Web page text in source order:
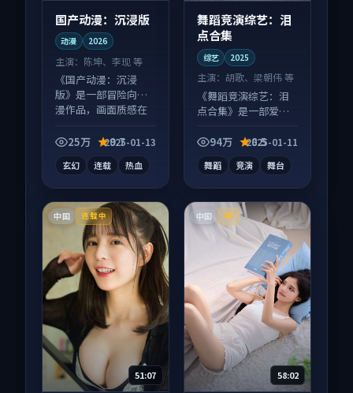
国产动漫：沉浸版
动漫 2026
主演： 陈坤、李现 等
《国产动漫：沉浸
版》是一部冒险向动
漫作品，画面质感在
度高。
25万 9.7
2025-01-13
玄幻 连载 热血
舞蹈竞演综艺：泪
点合集
综艺 2025
主演： 胡歌、梁朝伟 等
《舞蹈竞演综艺：泪
点合集》是一部爱情
感在线，配乐与镜头
94万 8.5
2025-01-11
舞蹈 竞演 舞台
中国 连载中
51:07
中国 4K
58:02